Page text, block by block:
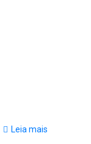
Leia mais